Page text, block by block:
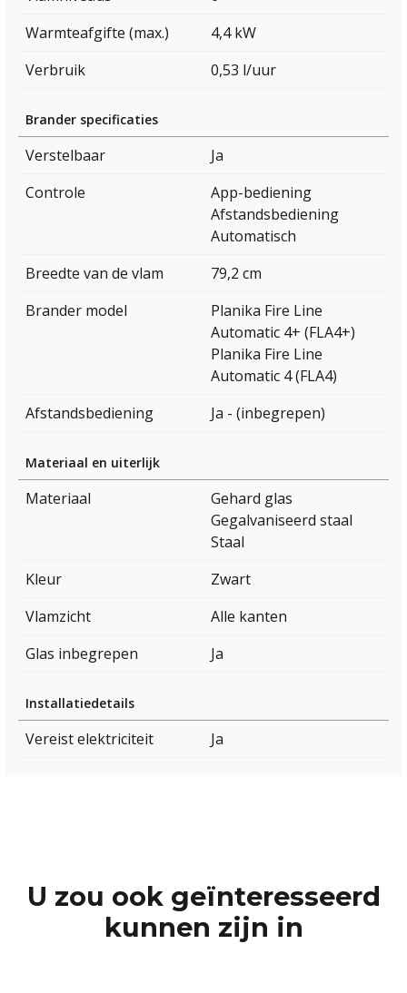
Warmteafgifte (max.)
4,4 kW
Verbruik
0,53 l/uur
Brander specificaties
Verstelbaar
Ja
Controle
App-bediening
Afstandsbediening
Automatisch
Breedte van de vlam
79,2 cm
Brander model
Planika Fire Line
Automatic 4+ (FLA4+)
Planika Fire Line
Automatic 4 (FLA4)
Afstandsbediening
Ja - (inbegrepen)
Materiaal en uiterlijk
Materiaal
Gehard glas
Gegalvaniseerd staal
Staal
Kleur
Zwart
Vlamzicht
Alle kanten
Glas inbegrepen
Ja
Installatiedetails
Vereist elektriciteit Ja
U zou ook geïnteresseerd
kunnen zijn in